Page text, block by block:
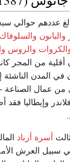
عددهم حوالي
والبانون والسلوفاك
والروس
أقلية من المجر
في المدن
عمال الصناعة -
وإيطاليا
أسرة أرباد
سبيل العرش